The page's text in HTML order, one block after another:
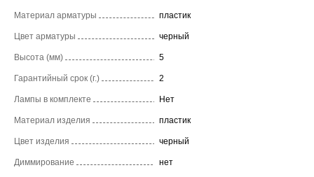
Материал арматуры пластик
Цвет арматуры черный
Высота (мм) 5
Гарантийный срок (г.) 2
Лампы в комплекте Нет
Материал изделия пластик
Цвет изделия черный
Диммирование нет